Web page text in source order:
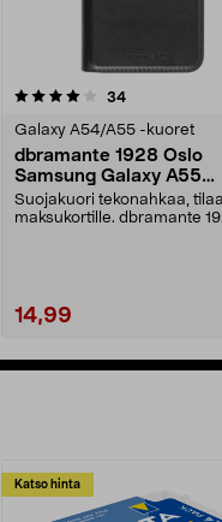
34arvostelut
Galaxy A54/A55 -kuoret
dbramante 1928 Oslo
Samsung Galaxy A55
Lompakkokotelo
Suojakuori tekonahkaa,
maksukortille. dbramante
14,99
4.0 viidestä
Katso hinta